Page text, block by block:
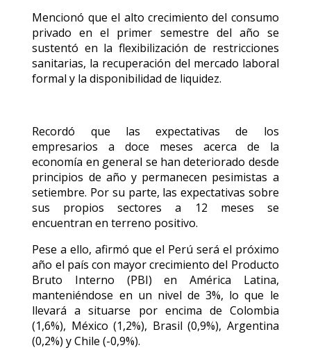
Mencionó que el alto crecimiento del consumo
privado en el primer semestre del año se
sustentó en la flexibilización de restricciones
sanitarias, la recuperación del mercado laboral
formal y la disponibilidad de liquidez.
Recordó que las expectativas de los
empresarios a doce meses acerca de la
economía en general se han deteriorado desde
principios de año y permanecen pesimistas a
setiembre. Por su parte, las expectativas sobre
sus propios sectores a 12 meses se
encuentran en terreno positivo.
Pese a ello, afirmó que el Perú será el próximo
año el país con mayor crecimiento del Producto
Bruto Interno (PBI) en América Latina,
manteniéndose en un nivel de 3%, lo que le
llevará a situarse por encima de Colombia
(1,6%), México (1,2%), Brasil (0,9%), Argentina
(0,2%) y Chile (-0,9%).